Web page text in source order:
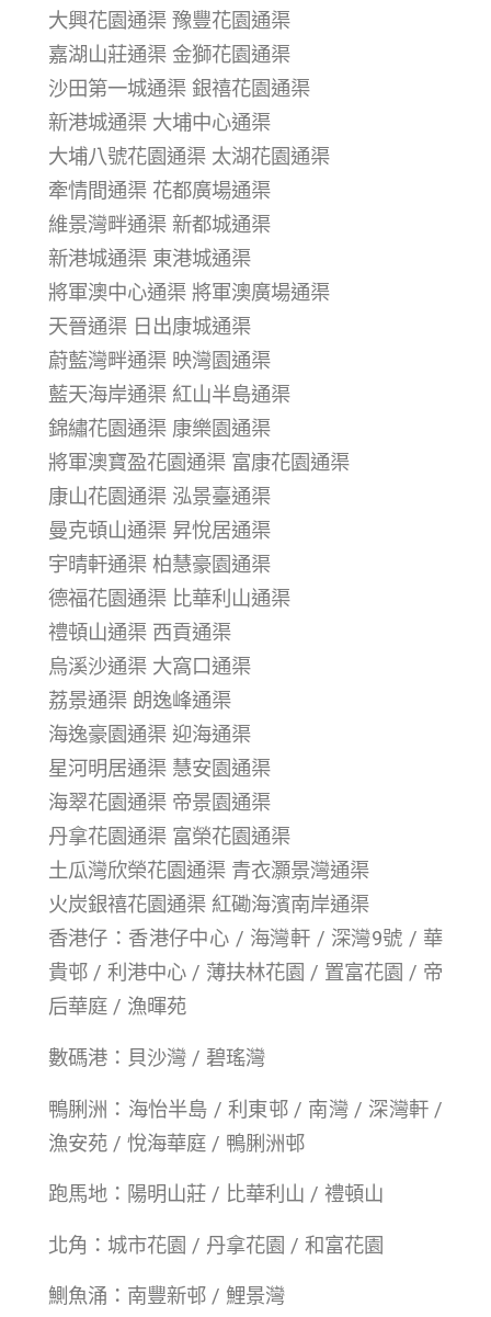
大興花園通渠 豫豐花園通渠
嘉湖山莊通渠 金獅花園通渠
沙田第一城通渠 銀禧花園通渠
新港城通渠 大埔中心通渠
大埔八號花園通渠 太湖花園通渠
牽情間通渠 花都廣場通渠
維景灣畔通渠 新都城通渠
新港城通渠 東港城通渠
將軍澳中心通渠 將軍澳廣場通渠
天晉通渠 日出康城通渠
蔚藍灣畔通渠 映灣園通渠
藍天海岸通渠 紅山半島通渠
錦繡花園通渠 康樂園通渠
將軍澳寶盈花園通渠 富康花園通渠
康山花園通渠 泓景臺通渠
曼克頓山通渠 昇悅居通渠
宇晴軒通渠 柏慧豪園通渠
德福花園通渠 比華利山通渠
禮頓山通渠 西貢通渠
烏溪沙通渠 大窩口通渠
荔景通渠 朗逸峰通渠
海逸豪園通渠 迎海通渠
星河明居通渠 慧安園通渠
海翠花園通渠 帝景園通渠
丹拿花園通渠 富榮花園通渠
土瓜灣欣榮花園通渠 青衣灝景灣通渠
火炭銀禧花園通渠 紅磡海濱南岸通渠
香港仔：香港仔中心 / 海灣軒 / 深灣9號 / 華
貴邨 / 利港中心 / 薄扶林花園 / 置富花園 / 帝
后華庭 / 漁暉苑
數碼港：貝沙灣 / 碧瑤灣
鴨脷洲：海怡半島 / 利東邨 / 南灣 / 深灣軒 /
漁安苑 / 悅海華庭 / 鴨脷洲邨
跑馬地：陽明山莊 / 比華利山 / 禮頓山
北角：城市花園 / 丹拿花園 / 和富花園
鰂魚涌：南豐新邨 / 鯉景灣